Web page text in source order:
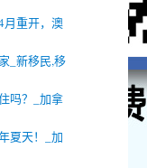
月重开，澳
_新移民,移
吗？_加拿
夏天！_加